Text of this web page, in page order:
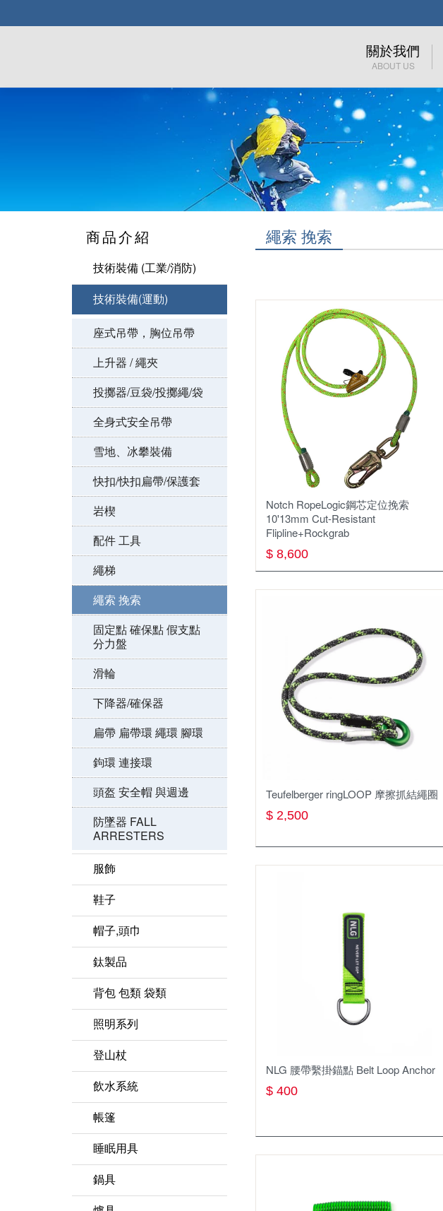
關於我們
ABOUT US
關於EAMKEVC
關於玉米田
里程碑
商品介紹
技術裝備 (工業/消防)
鉤環 連接環
咬繩器.上升器
頭盔 安全帽
全身式吊帶
繩索，挽索，牛尾繩
固定點
擔架/救援/逃生
防墜器.止墜器
座式吊帶，胸位吊帶
下降器
大掛鉤 鷹架鉤 大鉤挽索
座板
裝備包袋 繩袋 繩筒
繩索保護器/套
勢能吸收器 緩衝包 防墜
包
扁帶 扁帶環 繩圈 腳環
安全帽配件
滑輪
繩梯/鋼絲梯
配件 工具
技術裝備(運動)
座式吊帶，胸位吊帶
上升器 / 繩夾
投擲器/豆袋/投擲繩/袋
全身式安全吊帶
雪地、冰攀裝備
快扣/快扣扁帶/保護套
岩楔
配件 工具
繩梯
繩索 挽索
固定點 確保點 假支點
分力盤
滑輪
下降器/確保器
扁帶 扁帶環 繩環 腳環
鉤環 連接環
頭盔 安全帽 與週邊
防墜器 FALL
ARRESTERS
服飾
滑輪
短褲
排汗長褲
軟殼 刷毛 保暖長褲
兩件式防水長褲
機能內衣褲
保暖上衣
透氣排汗襯衫
長袖排汗衫
短袖排汗衫
雨衣 防水褲
鞋子
涼鞋
中/高筒登山鞋
短筒健行鞋
溯溪鞋
鞋類週邊
襪子
帽子,頭巾
圓盤帽
鴨舌帽
保暖帽
排汗頭巾
保暖頭巾
圍巾
鈦製品
鈦杯
鈦瓶
鈦餐具
鈦鍋
鈦盤
鈦碗
背包 包類 袋類
登山背包(30-49L)
molle配件包
登山背包(未滿30L)
收納袋 旅行袋 盥洗包
腰包 零錢包 小物袋
登頂包
單肩休閒背包
照明系列
照明用具週邊
頭燈
營燈
瓦斯燈
手電筒
燈條
登山杖
旋轉扣
快扣式
折疊式
登山杖配件週邊
飲水系統
淨水濾水器
水壺 水瓶
水袋
保溫瓶
帳篷
1~3人 帳篷
4人以上 帳篷
炊事帳 客廳帳
睡眠用具
化纖睡袋 蓋毯
鍋具
繩索 挽索
Notch RopeLogic鋼芯定位挽索
10'13mm Cut-Resistant
Flipline+Rockgrab
$ 8,600
Teufelberger ringLOOP 摩擦抓結繩圈
$ 2,500
NLG 腰帶繫掛錨點 Belt Loop Anchor
$ 400